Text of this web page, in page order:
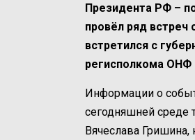
Президента РФ –
провёл ряд встреч
встретился с
регисполкома ОНФ
Информации о
сегодняшней среде
Вячеслава Гришина,